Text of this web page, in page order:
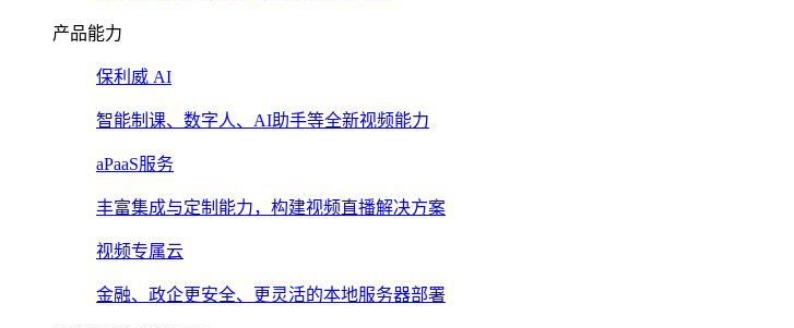
产品能力
保利威 AI
智能制课、数字人、AI助手等全新视频能力
aPaaS服务
丰富集成与定制能力，构建视频直播解决方案
视频专属云
金融、政企更安全、更灵活的本地服务器部署